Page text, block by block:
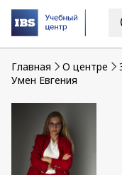
Главная O центре
Умен Евгения